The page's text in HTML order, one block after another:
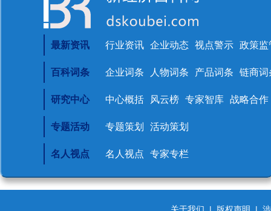
最新资讯 行业资讯 企业动态 视点警示 政策监
百科词条 企业词条 人物词条 产品词条 链商词
研究中心 中心概括 风云榜 专家智库 战略合作
专题活动 专题策划 活动策划
名人视点 名人视点 专家专栏